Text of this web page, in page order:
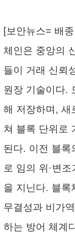
[보안뉴스= 배
체인은 중앙의
들이 거래 신뢰
원장 기술이다.
해 저장하며, 새
쳐 블록 단위로
된다. 이전 블록
로 임의 위·변조
을 지닌다. 블록
무결성과 비가
하는 방어 체계